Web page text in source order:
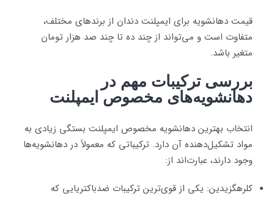
قیمت دهانشویه برای ایمپلنت دندان از برندهای مختلف،
متفاوت است و می‌تواند از چند ده تا چند صد هزار تومان
متغیر باشد.
بررسی ترکیبات مهم در
دهانشویه‌های مخصوص ایمپلنت
انتخاب بهترین دهانشویه مخصوص ایمپلنت بستگی زیادی به
مواد تشکیل‌دهنده آن دارد. ترکیباتی که معمولاً در دهانشویه‌ها
وجود دارند، عبارت‌اند از:
کلرهگزیدین: یکی از قوی‌ترین ترکیبات ضدباکتریایی که